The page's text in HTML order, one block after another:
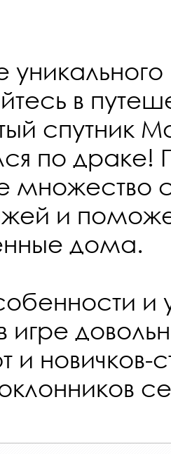
в
спутник
по драке!
множество
и
дома.
и
игре
и новичков-